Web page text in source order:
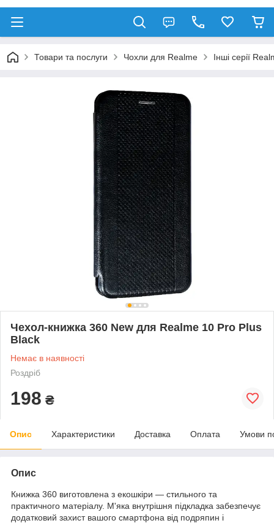
Товари та послуги Чохли для Realme Інші серії
Чехол-книжка 360 New для Realme 10 Pro Plus
Black
Немає в наявності
Роздріб
198 ₴
Опис Характеристики Доставка Оплата Умови
Опис
Книжка 360 виготовлена з екошкіри — стильного та
практичного матеріалу. М'яка внутрішня підкладка забезпечує
додатковий захист вашого смартфона від подряпин і